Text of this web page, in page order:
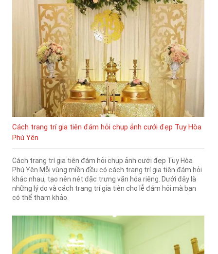
Cách trang trí gia tiên đám hỏi chụp ảnh cưới đẹp Tuy Hòa
Phú Yên
Cách trang trí gia tiên đám hỏi chụp ảnh cưới đẹp Tuy Hòa
Phú Yên Mỗi vùng miền đều có cách trang trí gia tiên đám hỏi
khác nhau, tạo nên nét đặc trưng văn hóa riêng. Dưới đây là
những lý do và cách trang trí gia tiên cho lễ đám hỏi mà bạn
có thể tham khảo.